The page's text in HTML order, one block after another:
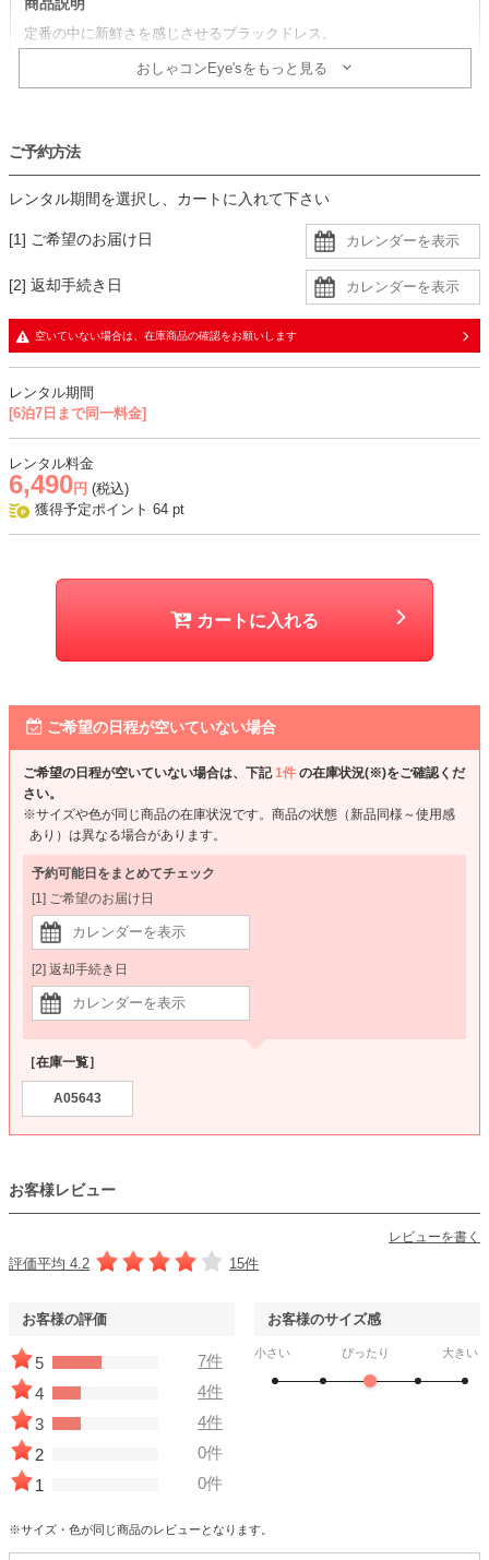
定番の中に新鮮さを感じさせるブラックドレス。
ショルダーカットを施したデザインが目新しく、女性らしさを薫らせ
おしゃコンEye'sをもっと見る
ゴールドの小物を合わせると、リッチなドレスアップが完成！
す。
透け感があるので、肩紐のないインナーを着用すると安心です。
生地
・柔らかな手触りの楊柳生地に同色裏地の二枚重ね
・デコルテと背中部分はレース生地で、透け感あり
おすすめシーン
結婚式、二次会、謝恩会、成人式、同窓会、パーティー、女子会など
ご予約方法
レンタル期間を選択し、カートに入れて下さい
[1] ご希望のお届け日
[2] 返却手続き日
空いていない場合は、在庫商品の確認をお願いします
レンタル期間
[6泊7日まで同一料金]
レンタル料金
6,490 円 (税込)
獲得予定ポイント 64 pt
カートに入れる
ご希望の日程が空いていない場合
ご希望の日程が空いていない場合は、下記1件 の在庫状況(※)をご確認くだ
さい。
※サイズや色が同じ商品の在庫状況です。商品の状態（新品同様～使用感
あり）は異なる場合があります。
予約可能日をまとめてチェック
[1] ご希望のお届け日
[2] 返却手続き日
［在庫一覧］
A05643
お客様レビュー
レビューを書く
評価平均 4.2 15件
お客様の評価
5
7件
4
4件
3
4件
2
0件
1
0件
お客様のサイズ感
小さい ぴったり 大きい
※サイズ・色が同じ商品のレビューとなります。